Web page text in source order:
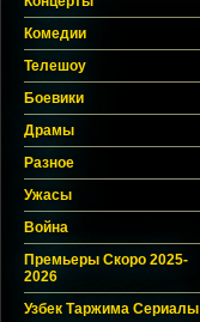
Комедии
Телешоу
Боевики
Драмы
Разное
Ужасы
Война
Премьеры Скоро 2025-
2026
Узбек Таржима Сериалы